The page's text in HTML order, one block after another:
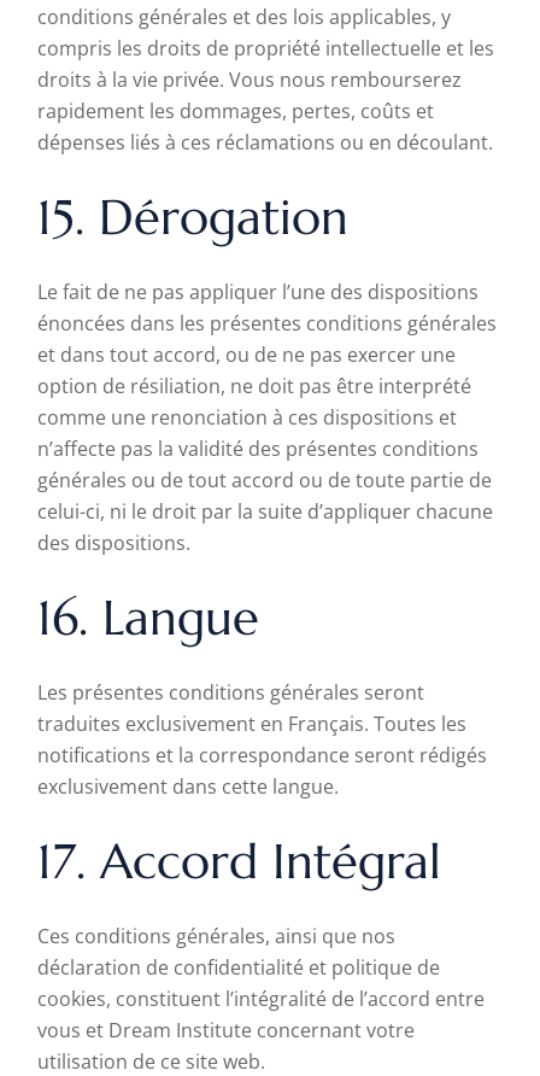
conditions générales et des lois applicables, y
compris les droits de propriété intellectuelle et les
droits à la vie privée. Vous nous rembourserez
rapidement les dommages, pertes, coûts et
dépenses liés à ces réclamations ou en découlant.
15. Dérogation
Le fait de ne pas appliquer l’une des dispositions
énoncées dans les présentes conditions générales
et dans tout accord, ou de ne pas exercer une
option de résiliation, ne doit pas être interprété
comme une renonciation à ces dispositions et
n’affecte pas la validité des présentes conditions
générales ou de tout accord ou de toute partie de
celui-ci, ni le droit par la suite d’appliquer chacune
des dispositions.
16. Langue
Les présentes conditions générales seront
traduites exclusivement en Français. Toutes les
notifications et la correspondance seront rédigés
exclusivement dans cette langue.
17. Accord Intégral
Ces conditions générales, ainsi que nos
déclaration de confidentialité et politique de
cookies, constituent l’intégralité de l’accord entre
vous et Dream Institute concernant votre
utilisation de ce site web.